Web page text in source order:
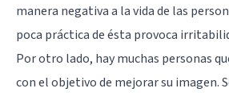
manera negativa a la vida de las
poca práctica de ésta provoca
Por otro lado, hay muchas personas
con el objetivo de mejorar su imagen.